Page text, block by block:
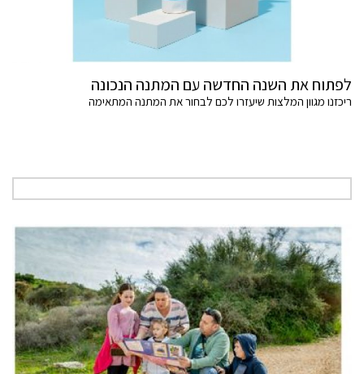
לפתוח את השנה החדשה עם המתנה הנכונה
ריכזנו מגוון המלצות שיעזרו לכם לבחור את המתנה המתאימה